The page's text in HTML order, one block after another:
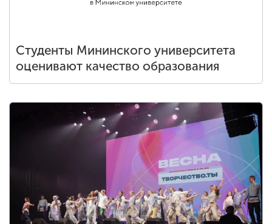
деятельность
деятельности
Студенческая жизнь
Сведения об
образовательной
организации
Студенты Мининского университета
оценивают качество образования